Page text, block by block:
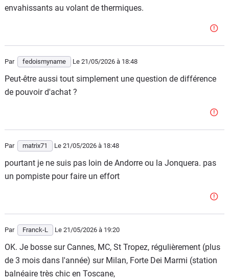
Marques
envahissants au volant de thermiques.
Par fedoismyname Le 21/05/2026 à 18:48
Peut-être aussi tout simplement une question de différence
de pouvoir d'achat ?
Par matrix71 Le 21/05/2026 à 18:48
pourtant je ne suis pas loin de Andorre ou la Jonquera. pas
un pompiste pour faire un effort
Par Franck-L Le 21/05/2026 à 19:20
OK. Je bosse sur Cannes, MC, St Tropez, régulièrement (plus
de 3 mois dans l'année) sur Milan, Forte Dei Marmi (station
balnéaire très chic en Toscane,